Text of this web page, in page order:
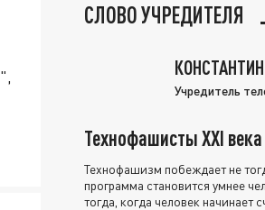
",
СЛОВО УЧРЕДИТЕЛЯ
Учредитель
Технофашисты XXI века
Технофашизм побеждает не
программа становится умнее
тогда, когда человек начинает